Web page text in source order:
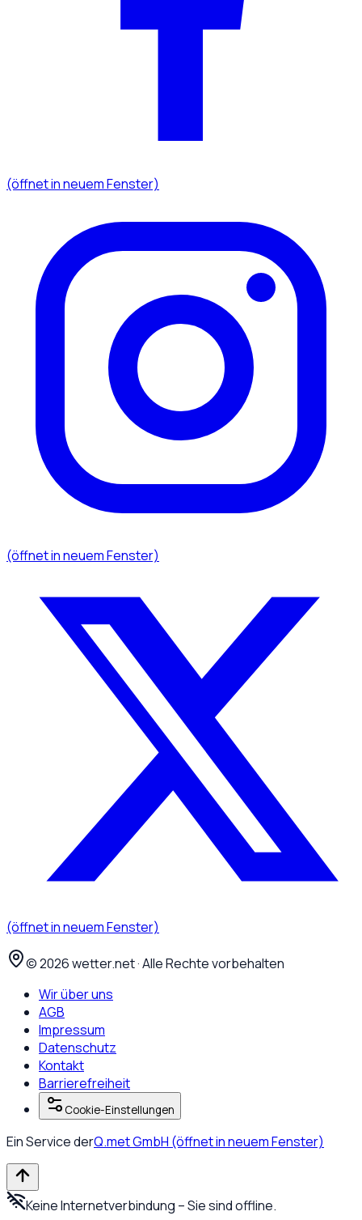
(öffnet in neuem Fenster)
(öffnet in neuem Fenster)
(öffnet in neuem Fenster)
©2026wetter.net · Alle Rechte vorbehalten
Wir über uns
AGB
Impressum
Datenschutz
Kontakt
Barrierefreiheit
Cookie-Einstellungen
Ein Service derQ.met GmbH (öffnet in neuem Fenster)
Keine Internetverbindung – Sie sind offline.